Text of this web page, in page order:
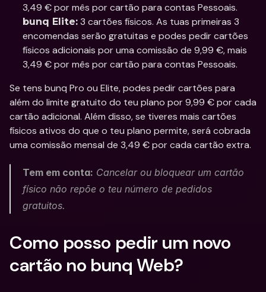
3,49 € por mês por cartão para contas Pessoais.
bunq Elite: 3 cartões físicos. As tuas primeiras 3
encomendas serão gratuitas e podes pedir cartões
físicos adicionais por uma comissão de 9,99 €, mais
3,49 € por mês por cartão para contas Pessoais.
Se tens bunq Pro ou Elite, podes pedir cartões para
além do limite gratuito do teu plano por 9,99 € por cada
cartão adicional. Além disso, se tiveres mais cartões
físicos ativos do que o teu plano permite, será cobrada
uma comissão mensal de 3,49 € por cada cartão extra.
Tem em conta: Cancelar ou bloquear um cartão
físico não repõe o teu número de pedidos
gratuitos.
Como posso pedir um novo
cartão no bunq Web?